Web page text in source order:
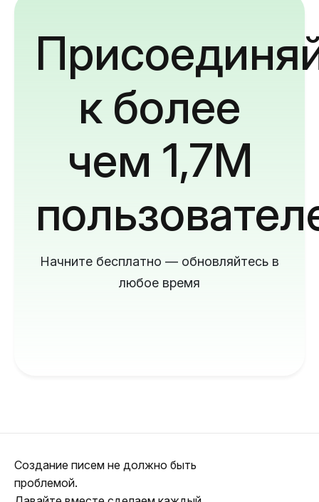
к более
чем 1,7M
Начните бесплатно — обновляйтесь в
любое время
Создание писем не должно быть
проблемой.